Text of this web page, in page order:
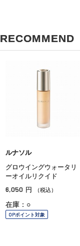
RECOMMEND
ルナソル
グロウイングウォータリ
ーオイルリクイド
6,050 円 （税込）
在庫：○
OPポイント対象